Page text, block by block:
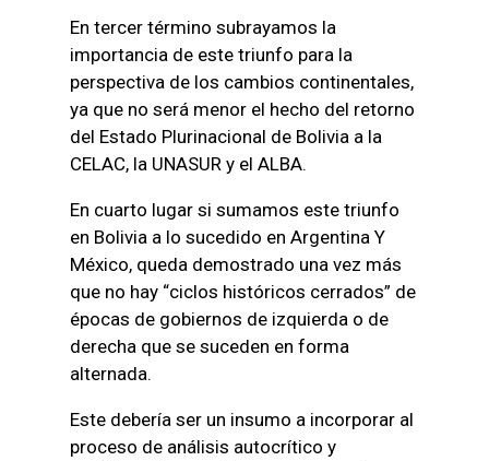
En tercer término subrayamos la
importancia de este triunfo para la
perspectiva de los cambios continentales,
ya que no será menor el hecho del retorno
del Estado Plurinacional de Bolivia a la
CELAC, la UNASUR y el ALBA.
En cuarto lugar si sumamos este triunfo
en Bolivia a lo sucedido en Argentina Y
México, queda demostrado una vez más
que no hay “ciclos históricos cerrados” de
épocas de gobiernos de izquierda o de
derecha que se suceden en forma
alternada.
Este debería ser un insumo a incorporar al
proceso de análisis autocrítico y